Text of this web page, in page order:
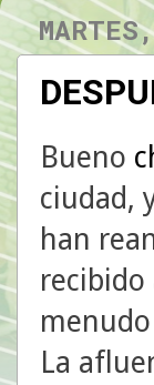
Bueno
ciudad,
han
recibido
La